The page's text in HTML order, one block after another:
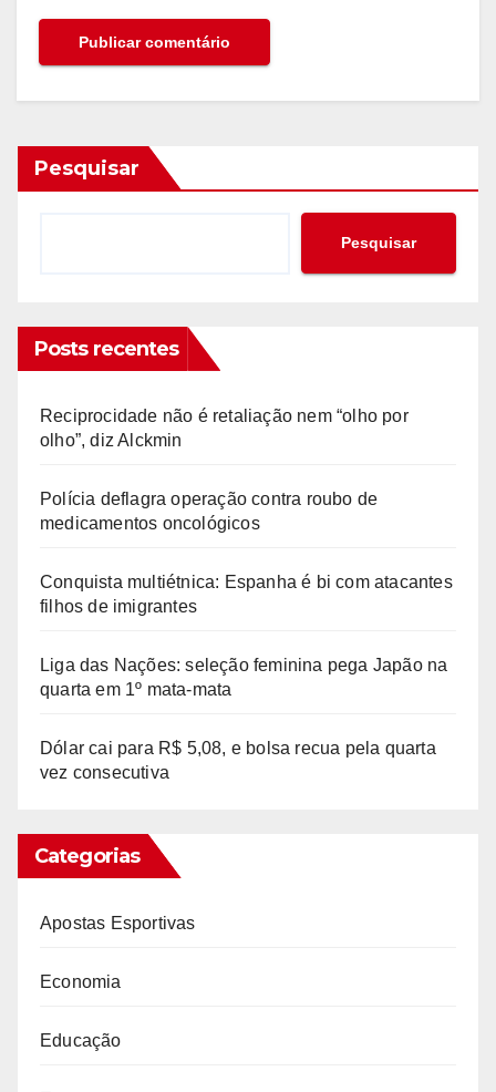
Pesquisar
Pesquisar
Posts recentes
Reciprocidade não é retaliação nem “olho por
olho”, diz Alckmin
Polícia deflagra operação contra roubo de
medicamentos oncológicos
Conquista multiétnica: Espanha é bi com atacantes
filhos de imigrantes
Liga das Nações: seleção feminina pega Japão na
quarta em 1º mata-mata
Dólar cai para R$ 5,08, e bolsa recua pela quarta
vez consecutiva
Categorias
Apostas Esportivas
Economia
Educação